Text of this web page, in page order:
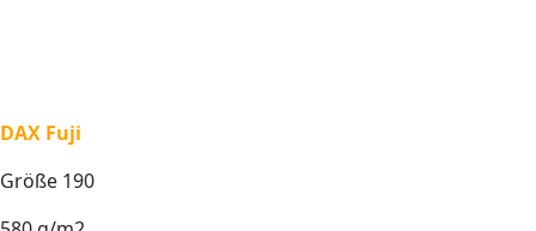
DAX Fuji
Größe 190